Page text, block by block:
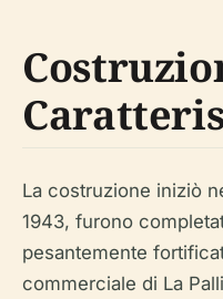
La costruzione iniziò
1943, furono
pesantemente
commerciale di La